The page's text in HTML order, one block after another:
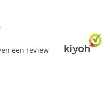
een review